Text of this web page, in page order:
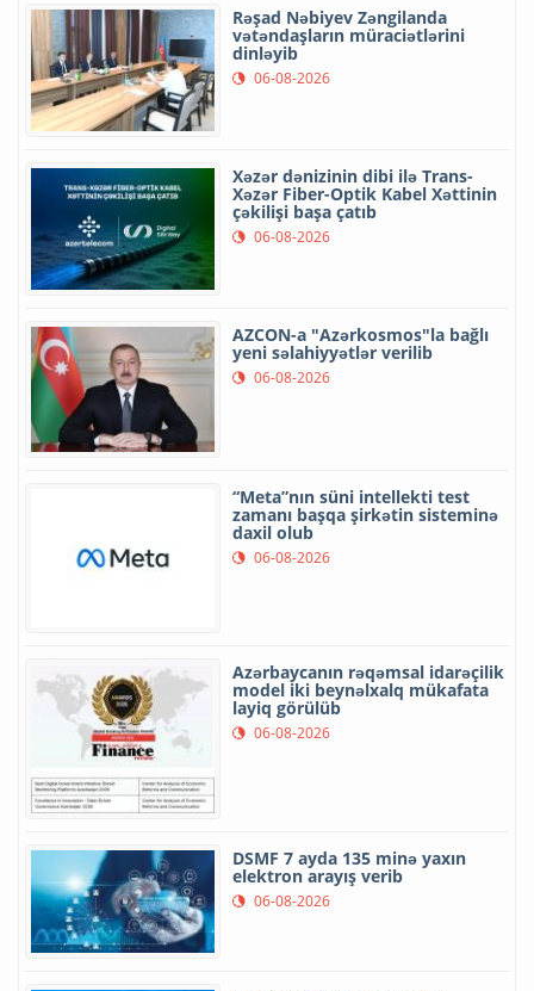
Rəşad Nəbiyev Zəngilanda
vətəndaşların müraciətlərini
dinləyib
06-08-2026
Xəzər dənizinin dibi ilə Trans-
Xəzər Fiber-Optik Kabel Xəttinin
çəkilişi başa çatıb
06-08-2026
AZCON-a "Azərkosmos"la bağlı
yeni səlahiyyətlər verilib
06-08-2026
“Meta”nın süni intellekti test
zamanı başqa şirkətin sisteminə
daxil olub
06-08-2026
Azərbaycanın rəqəmsal idarəçilik
model iki beynəlxalq mükafata
layiq görülüb
06-08-2026
DSMF 7 ayda 135 minə yaxın
elektron arayış verib
06-08-2026